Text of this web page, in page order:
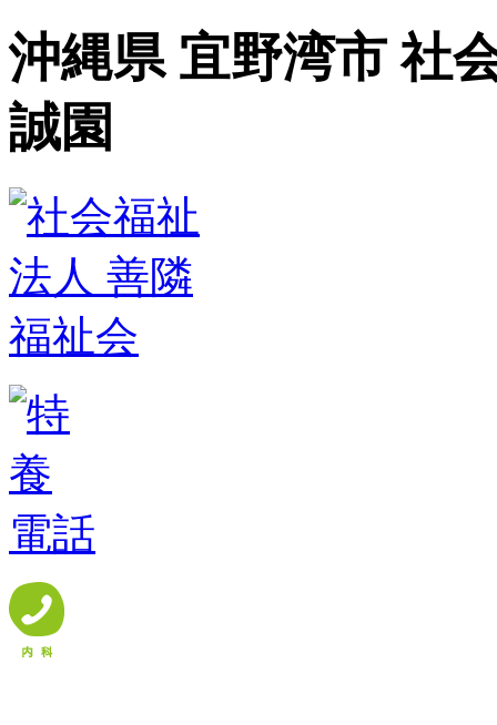
沖縄県 宜野湾市 社
誠園